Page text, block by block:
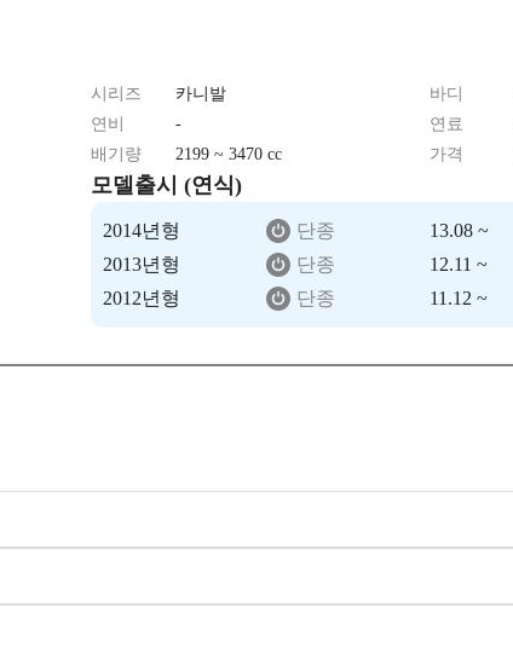
시리즈 카니발 바디
연비
- 연료
배기량
2199 ~ 3470 cc 가격
모델출시 (연식)
2014년형 단종 13.08 ~
2013년형
단종 12.11 ~
2012년형
단종 11.12 ~